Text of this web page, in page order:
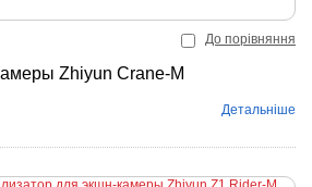
До порівняння
Zhiyun Crane-M
Детальніше